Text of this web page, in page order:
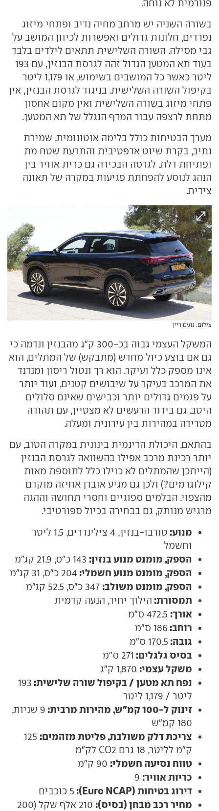
פנורמית לא נוחה.
בשורה השניה יש מרחב מחיה נדיב ופתחי מיזוג
נפרדים, חלונות גדולים ואפשרות לכיוון המושב על
גבי מסילה. השורה השלישית תתאים לילדים בלבד
בעוד תא המטען הגדול זהה לגרסת הבנזין, עם 193
ליטר כאשר כל המושבים בשימוש, או 1,179 ליטר
בקיפול השורה השלישית. בניגוד לגרסת הבנזין, אין
פתחי מיזוג בשורה השלישית ואין מקום אחסון
מתחת לרצפה עבור המדף הנגלל של תא המטען.
מערך הבטיחות כולל בלימה אוטונומית, שמירת
נתיב, בקרת שיוט אדפטיבית והתרעת שטח מת
ופתיחת דלת. לגרסה הבכירה גם כרית אוויר בין
הנהג לנוסע להפחתת פגיעות במקרה של תאונה
צידית.
צילום: נועם ריין
המשקל העצמי גבוה בכ-300 ק"ג מהבנזין ונדמה כי
גם אם בוצע כיול מחדש (מתבקש) של המתלים, הוא
אינו מספק כלל ועיקר. הוא רך ונטול ריסון ומנדנד
את המרכב בעיקר על שיבושים קטנים, ועוד יותר
על פגמים גדולים יותר וכבישים שאינם סלולים
היטב. גם בידוד הרעשים לא מצטיין, עם תהודה
מטרידה במהירות בין עירונית ומעלה.
בהתאם, היכולת הדינמית בינונית במקרה הטוב, עם
יותר רכינת מרכב אפילו בהשוואה לגרסת הבנזין
(הייתכן שהמתלים לא כוילו כלל לתוספת מאות
קילוגרמים?) ולכן גם מגיע אובדן אחיזה מוקדם
מהצפוי. הבלמים ספוגיים וחסרי תחושה וההגה
מרגיש מנותק, גם בבחירה בכיול ספורטיבי.
מנוע:
טורבו-בנזין, 4 צילינדרים, 1.5 ליטר
וחשמל
הספק, מומנט מנוע בנזין:
הספק, מומנט מנוע חשמלי: 204 כ"ס, 31 קג"מ
הספק, מומנט משולב:
תמסורת: הילוך יחיד, הנעה קדמית
אורך:
רוחב: 186 ס"מ
גובה: 170.5 ס"מ
בסיס גלגלים: 271 ס"מ
משקל עצמי:
נפח תא מטען / בקיפול שורה שלישית: 193
ליטר / 1,179 ליטר
זינוק ל-100 קמ"ש, מהירות מרבית:
9 שניות,
180 קמ"ש
צריכת דלק משולבת, פליטת מזהמים: 125
ק"מ לליטר, 18 גרם CO2 לק"מ
טווח נסיעה חשמלי:
כריות אוויר:
דירוג בטיחות (Euro NCAP): 5 כוכבים
מחיר רכב מבחן (בסיס):
210 אלף שקל (200